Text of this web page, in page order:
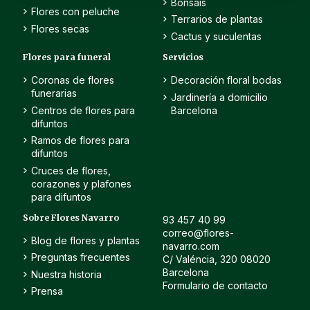
Flores con peluche
Flores secas
Terrarios de plantas
Cactus y suculentas
Flores para funeral
Coronas de flores
funerarias
Centros de flores para
difuntos
Ramos de flores para
difuntos
Cruces de flores,
corazones y plafones
para difuntos
Servicios
Decoración floral bodas
Jardinería a domicilio
Barcelona
Sobre Flores Navarro
Blog de flores y plantas
Preguntas frecuentes
Nuestra historia
Prensa
93 457 40 99
correo@flores-
navarro.com
C/ Valéncia, 320 08020
Barcelona
Formulario de contacto